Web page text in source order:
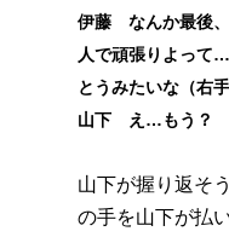
伊藤 なんか最後、
人で頑張りよって
とうみたいな（右
山下 え…もう？
山下が握り返そ
の手を山下が払